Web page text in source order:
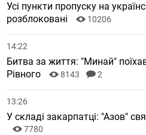
Усі пункти пропуску на
розблоковані
10206
14:22
Битва за життя: "Минай"
Рівного
8143 2
13:26
У складі закарпатці: "Азов"
7780